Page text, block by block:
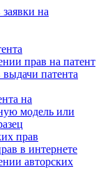
на
прав на патент
патента
на
модель или
прав
в интернете
авторских